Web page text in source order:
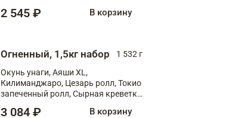
XL, запеч. ролл Крабик Хот
2 545 ₽ В корзину
Огненный, 1,5кг набор
1 532 г
Окунь унаги, Аяши XL,
Килиманджаро, Цезарь ролл, Токио
запеченный ролл, Сырная креветка
3 084 ₽ В корзину